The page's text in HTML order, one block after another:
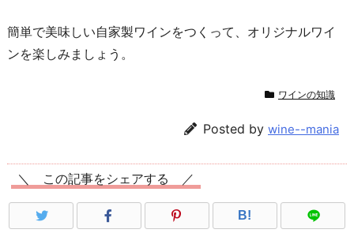
簡単で美味しい自家製ワインをつくって、オリジナルワイ
ンを楽しみましょう。
ワインの知識
Posted by wine--mania
＼ この記事をシェアする ／
B!